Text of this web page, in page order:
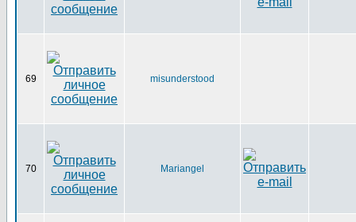
69 misunderstood
70 Mariangel